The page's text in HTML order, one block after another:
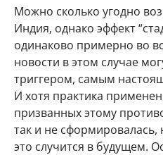
Можно сколько угодно
Индия, однако эффект
одинаково примерно во
новости в этом случае
триггером, самым
И хотя практика
призванных этому
так и не
это случится в будущем.